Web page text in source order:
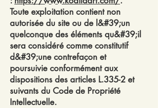
Toute exploitation contient non
autorisée du site ou de l&#39;un
quelconque des éléments qu&#39;il
sera considéré comme constitutif
d&#39;une contrefaçon et
poursuivie conformément aux
dispositions des articles L.335-2 et
suivants du Code de Propriété
Intellectuelle.